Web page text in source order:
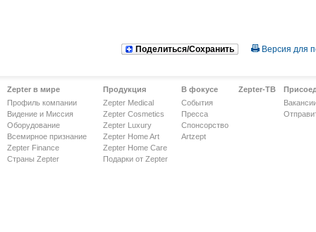
Поделиться/Сохранить Версия для
Zepter в мире
Профиль компании
Видение и Миссия
Оборудование
Всемирное признание
Zepter Finance
Страны Zepter
Продукция
Zepter Medical
Zepter Cosmetics
Zepter Luxury
Zepter Home Art
Zepter Home Care
Подарки от Zepter
В фокусе
События
Пресса
Спонсорство
Artzept
Zepter-ТВ